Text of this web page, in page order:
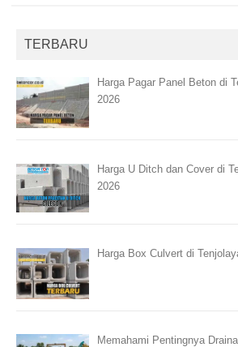
TERBARU
Harga Pagar Panel Beton di
2026
Harga U Ditch dan Cover di
2026
Harga Box Culvert di
Memahami Pentingnya